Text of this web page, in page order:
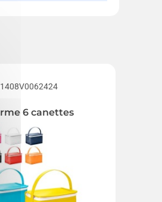
6 canettes